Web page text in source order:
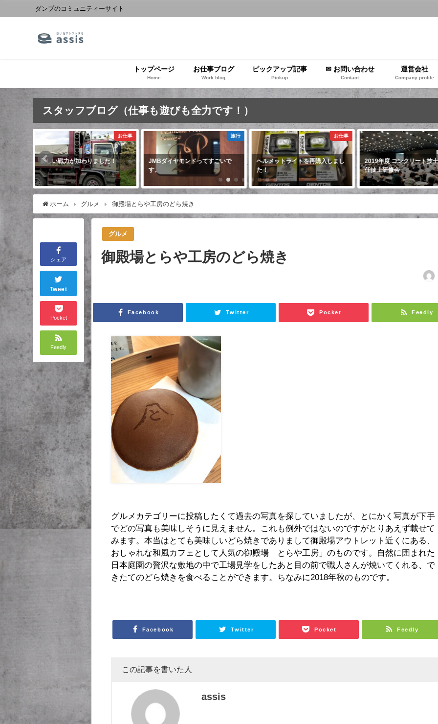
ダンプのコミュニティーサイト
トップページ
Home
お仕事ブログ
Work blog
ピックアップ記事
Pickup
✉ お問い合わせ
Contact
運営会社
Company profile
スタッフブログ（仕事も遊びも全力です！）
お仕事
新しい戦力が加わりました！
旅行
JMBダイヤモンドってすごいで
す。
お仕事
ヘルメットライトを再購入しまし
た！
2019年度 コンクリート技士
任技士研修会
ホーム グルメ 御殿場とらや工房のどら焼き
シェア
Tweet
Pocket
Feedly
グルメ
御殿場とらや工房のどら焼き
Facebook Twitter Pocket Feedly
グルメカテゴリーに投稿したくて過去の写真を探していましたが、とにかく写真が下手
でどの写真も美味しそうに見えません。これも例外ではないのですがとりあえず載せて
みます。本当はとても美味しいどら焼きでありまして御殿場アウトレット近くにある、
おしゃれな和風カフェとして人気の御殿場「とらや工房」のものです。自然に囲まれた
日本庭園の贅沢な敷地の中で工場見学をしたあと目の前で職人さんが焼いてくれる、で
きたてのどら焼きを食べることができます。ちなみに2018年秋のものです。
Facebook Twitter Pocket Feedly
この記事を書いた人
assis